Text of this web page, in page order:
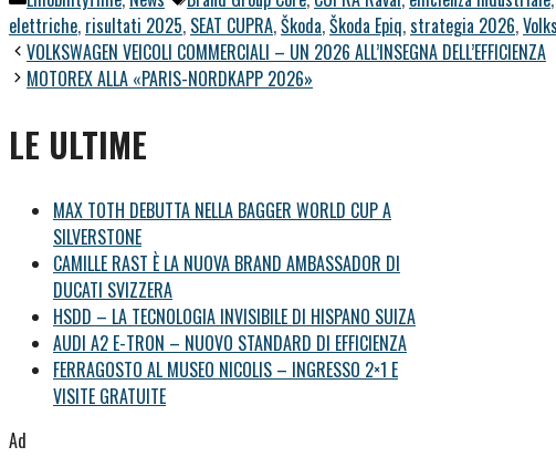
elettriche, risultati 2025, SEAT CUPRA,Škoda,Škoda Epiq,strategia 2026,
VOLKSWAGEN VEICOLI COMMERCIALI – UN 2026 ALL’INSEGNA DELL’EFFICIENZA
MOTOREX ALLA «PARIS-NORDKAPP 2026»
LE ULTIME
MAX TOTH DEBUTTA NELLA BAGGER WORLD CUP A
SILVERSTONE
CAMILLE RAST È LA NUOVA BRAND AMBASSADOR DI
DUCATI SVIZZERA
HSDD – LA TECNOLOGIA INVISIBILE DI HISPANO SUIZA
AUDI A2 E-TRON – NUOVO STANDARD DI EFFICIENZA
FERRAGOSTO AL MUSEO NICOLIS – INGRESSO 2×1 E
VISITE GRATUITE
Ad